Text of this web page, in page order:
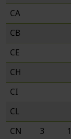
CA
CB
CE
CH
CI
CL
CN
3 1